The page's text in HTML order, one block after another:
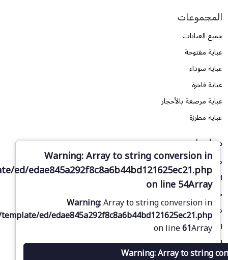
معلومات
من نحن
اتصل بنا
طلب تصميم
دليل المقاسات
المدونة
الأسئلة الشائعة
المجموعات
جميع العبايات
عباية مفتوحة
عباية سوداء
عباية فاخرة
عباية مرصعة بالأحجار
عباية مطرزة
Warning: Array to string conversion in
edae845a292f8c8a6b44bd121625ec21.php
on line54Array
Warning: Array to string conversion in
ed/edae845a292f8c8a6b44bd121625ec21.php
on line61Array
Warning: Array to string